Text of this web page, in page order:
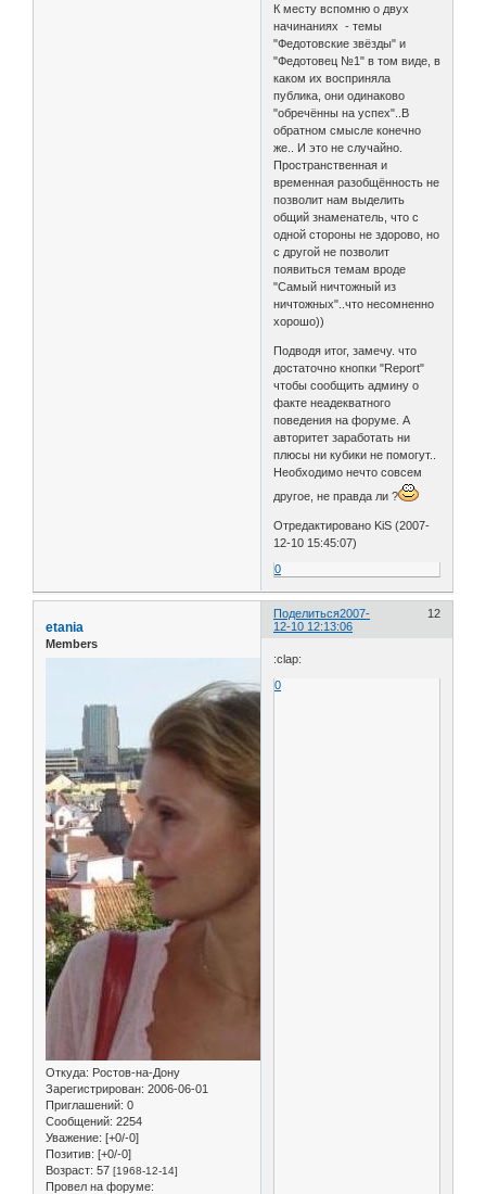
К месту вспомню о двух
начинаниях - темы
"Федотовские звёзды" и
"Федотовец №1" в том виде, в
каком их восприняла
публика, они одинаково
"обречённы на успех"..В
обратном смысле конечно
же.. И это не случайно.
Пространственная и
временная разобщённость не
позволит нам выделить
общий знаменатель, что с
одной стороны не здорово, но
с другой не позволит
появиться темам вроде
"Самый ничтожный из
ничтожных"..что несомненно
хорошо))
Подводя итог, замечу. что
достаточно кнопки "Report"
чтобы сообщить админу о
факте неадекватного
поведения на форуме. А
авторитет заработать ни
плюсы ни кубики не помогут..
Необходимо нечто совсем
другое, не правда ли ?
Отредактировано KiS (2007-
12-10 15:45:07)
0
Поделиться 12
2007-
12-10 12:13:06
etania
Members
Откуда: Ростов-на-Дону
Зарегистрирован: 2006-06-01
Приглашений: 0
Сообщений: 2254
Уважение: [+0/-0]
Позитив: [+0/-0]
Возраст: 57 [1968-12-14]
Провел на форуме:
:clap:
0